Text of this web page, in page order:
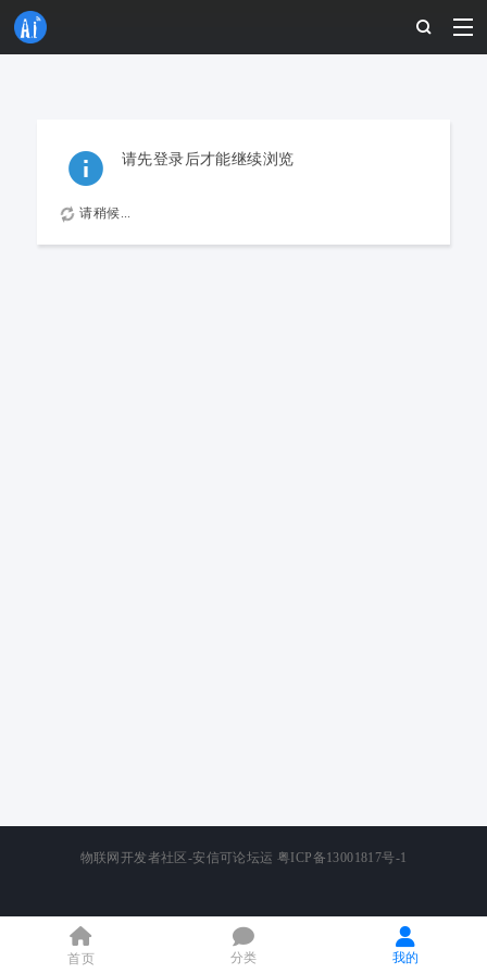
请先登录后才能继续浏览
请稍候...
首页 分类 我的
物联网开发者社区-安信可论坛运 粤ICP备13001817号-1